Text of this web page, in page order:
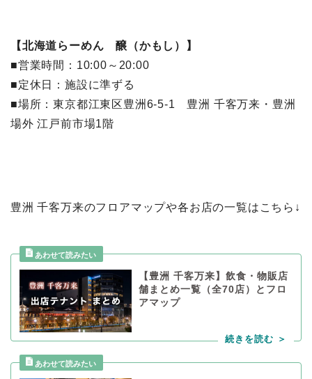
【北海道らーめん 醸（かもし）】
■営業時間：10:00～20:00
■定休日：施設に準ずる
■場所：東京都江東区豊洲6-5-1 豊洲 千客万来・豊洲
場外 江戸前市場1階
豊洲 千客万来のフロアマップや各お店の一覧はこちら↓
【豊洲 千客万来】飲食・物販店
舗まとめ一覧（全70店）とフロ
アマップ